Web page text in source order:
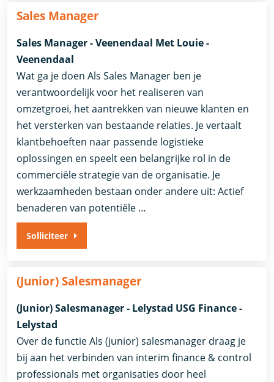
Sales Manager
Sales Manager - Veenendaal Met Louie -
Veenendaal
Wat ga je doen Als Sales Manager ben je
verantwoordelijk voor het realiseren van
omzetgroei, het aantrekken van nieuwe klanten en
het versterken van bestaande relaties. Je vertaalt
klantbehoeften naar passende logistieke
oplossingen en speelt een belangrijke rol in de
commerciële strategie van de organisatie. Je
werkzaamheden bestaan onder andere uit: Actief
benaderen van potentiële …
Solliciteer
(Junior) Salesmanager
(Junior) Salesmanager - Lelystad USG Finance -
Lelystad
Over de functie Als (junior) salesmanager draag je
bij aan het verbinden van interim finance & control
professionals met organisaties door heel